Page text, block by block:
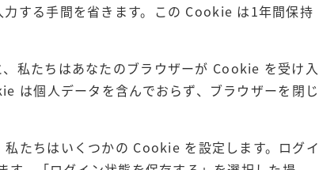
する手間を省きます。この Cookie は1年間保持
私たちはあなたのブラウザーが Cookie を受け入
は個人データを含んでおらず、ブラウザーを閉じ
たちはいくつかの Cookie を設定します。ログイ